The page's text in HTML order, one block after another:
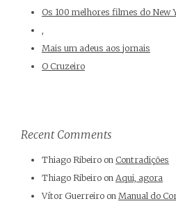
Os 100 melhores filmes do New
Mais um adeus aos jornais
O Cruzeiro
Recent Comments
Thiago Ribeiro on Contradições
Thiago Ribeiro on Aqui, agora
Vítor Guerreiro on Manual do